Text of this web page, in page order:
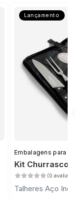
Lançamento
Embalagens para
Kit Churrasco
(0
Talheres Aço